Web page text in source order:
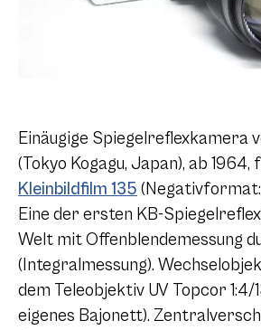
Einäugige Spiegelreflexkamera
(Tokyo Kogagu, Japan), ab 1964,
Kleinbildfilm 135
Eine der ersten KB-
Welt mit Offenblendemessung
(Integralmessung).
dem Teleobjektiv UV Topcor 1:4/
eigenes Bajonett).